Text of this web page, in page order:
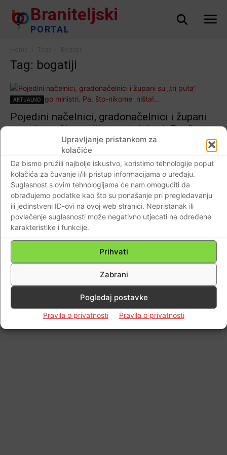
Upravljanje pristankom za
kolačiće
Da bismo pružili najbolje iskustvo, koristimo tehnologije poput
kolačića za čuvanje i/ili pristup informacijama o uređaju.
Suglasnost s ovim tehnologijama će nam omogućiti da
obrađujemo podatke kao što su ponašanje pri pregledavanju
ili jedinstveni ID-ovi na ovoj web stranici. Nepristanak ili
povlačenje suglasnosti može negativno utjecati na određene
karakteristike i funkcije.
Prihvati
Zabrani
Pogledaj postavke
Pravila o privatnosti Pravila o privatnosti
Braniteljski
PORTAL
Tag: bogatiji
AKTUALNO
Pojedini načelnici, gradonačelnici i župani
su „tri puta“ bogatiji nego ministri. Pa, što-
nikome ništa!…
Impressum Kontaktirajte nas Pravila o privatnosti
© Newspaper WordPress Theme by TagDiv